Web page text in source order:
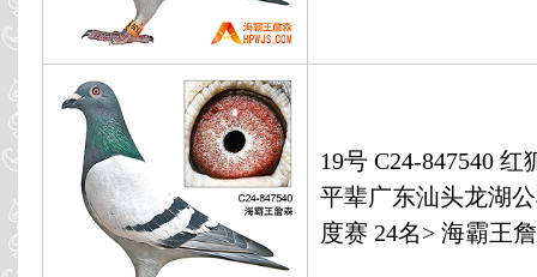
19号 C24-847540
平辈广东汕头龙湖
度赛 24名> 海霸王